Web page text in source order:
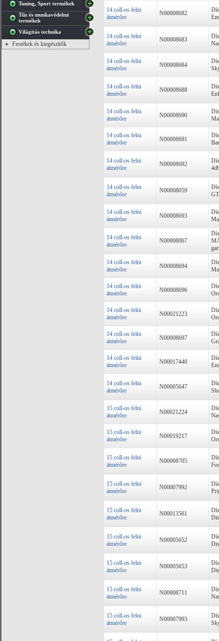
Tuning, Sport termékek
Tűz és munkavédelmi
termékek
Világítás technika
+ Festékek és kiegészítők
14 coll-os felni
átmérőre
N00008682
14 coll-os felni
átmérőre
N00008683
14 coll-os felni
átmérőre
N00008684
14 coll-os felni
átmérőre
N00008688
14 coll-os felni
átmérőre
N00008690
14 coll-os felni
átmérőre
N00008691
14 coll-os felni
átmérőre
N00008692
14 coll-os felni
átmérőre
N00008059
14 coll-os felni
átmérőre
N00008693
14 coll-os felni
átmérőre
N00008067
14 coll-os felni
átmérőre
N00008694
14 coll-os felni
átmérőre
N00008696
14 coll-os felni
átmérőre
N00021223
14 coll-os felni
átmérőre
N00008697
14 coll-os felni
átmérőre
N00017440
14 coll-os felni
átmérőre
N00005647
15 coll-os felni
átmérőre
N00021224
15 coll-os felni
átmérőre
N00019217
15 coll-os felni
átmérőre
N00008705
15 coll-os felni
átmérőre
N00007992
15 coll-os felni
átmérőre
N00013561
15 coll-os felni
átmérőre
N00005652
15 coll-os felni
átmérőre
N00005653
15 coll-os felni
átmérőre
N00008711
15 coll-os felni
átmérőre
N00007993